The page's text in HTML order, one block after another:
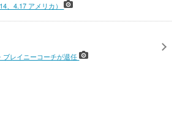
、4.17 アメリカ）
ブレイニーコーチが退任